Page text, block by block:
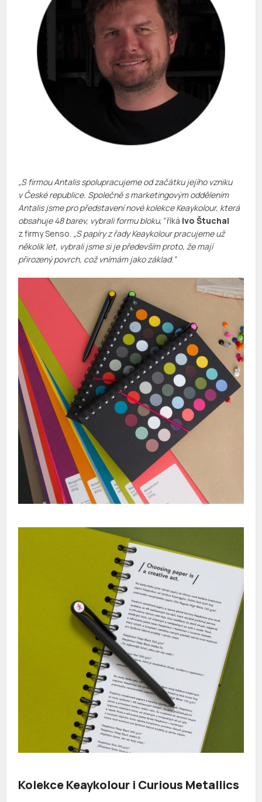
„S firmou Antalis spolupracujeme od začátku jejího vzniku
v České republice. Společně s marketingovým oddělením
Antalis jsme pro představení nové kolekce Keaykolour, která
obsahuje 48 barev, vybrali formu bloku,”říká Ivo Štuchal
z firmy Senso. „S papíry z řady Keaykolour pracujeme už
několik let, vybrali jsme si je především proto, že mají
přirozený povrch, což vnímám jako základ.”
Kolekce Keaykolour i Curious Metallics